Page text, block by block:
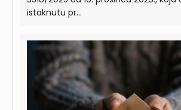
istaknutu pr...